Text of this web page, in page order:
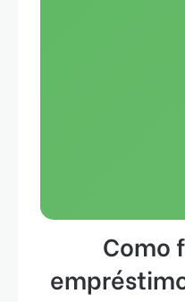
Como